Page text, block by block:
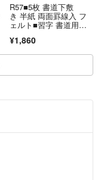
R57■5枚 書道下敷
き 半紙 両面罫線入 フ
ェルト■習字 書道用
¥1,860